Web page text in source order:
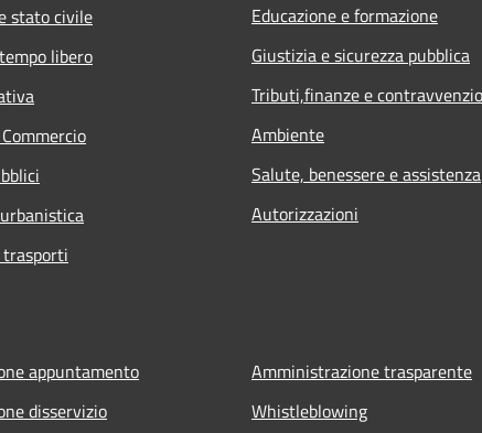
stato civile
libero
Educazione e formazione
Giustizia e sicurezza pubblica
Tributi,finanze e
Ambiente
Salute, benessere e assistenza
Autorizzazioni
appuntamento
disservizio
Amministrazione trasparente
Whistleblowing